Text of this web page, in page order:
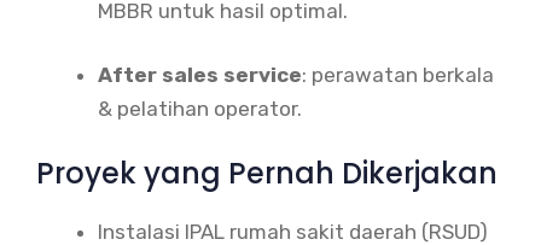
MBBR untuk hasil optimal.
After sales service: perawatan berkala
& pelatihan operator.
Proyek yang Pernah Dikerjakan
Instalasi IPAL rumah sakit daerah (RSUD)